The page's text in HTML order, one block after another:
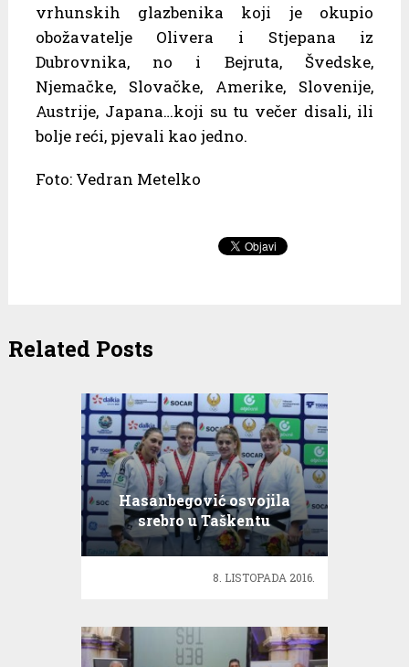
vrhunskih glazbenika koji je okupio
obožavatelje Olivera i Stjepana iz
Dubrovnika, no i Bejruta, Švedske,
Njemačke, Slovačke, Amerike, Slovenije,
Austrije, Japana…koji su tu večer disali, ili
bolje reći, pjevali kao jedno.
Foto: Vedran Metelko
Related Posts
Hasanbegović osvojila
srebro u Taškentu
8. LISTOPADA 2016.